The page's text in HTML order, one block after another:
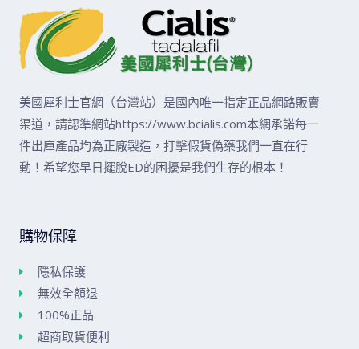
美國犀利士官網（台灣站）是國內唯一指定正品網路販賣
渠道，請認準網站https://www.bcialis.com本網承諾每一
件出庫產品均為正廠製造，打擊假貨偽藥我們一直在行
動！希望您早日擺脫ED的困擾是我們生存的根本！
購物保障
隱私保護
無效全額退
100%正品
超商取貨便利